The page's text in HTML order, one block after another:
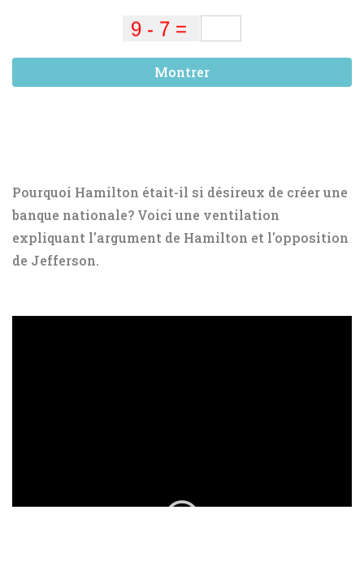
Montrer
Pourquoi Hamilton était-il si désireux de créer une
banque nationale? Voici une ventilation
expliquant l'argument de Hamilton et l'opposition
de Jefferson.